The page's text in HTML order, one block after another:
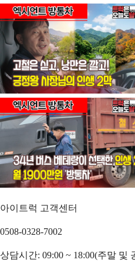
아이트럭 고객센터
0508-0328-7002
상담시간: 09:00 ~ 18:00(주말 및